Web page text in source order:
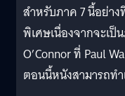
สำหรับภาค 7 นี้อย่าง
พิเศษเนื่องจากจะเ
O’Connor ที่ Paul
ตอนนี้หนังสามารถท